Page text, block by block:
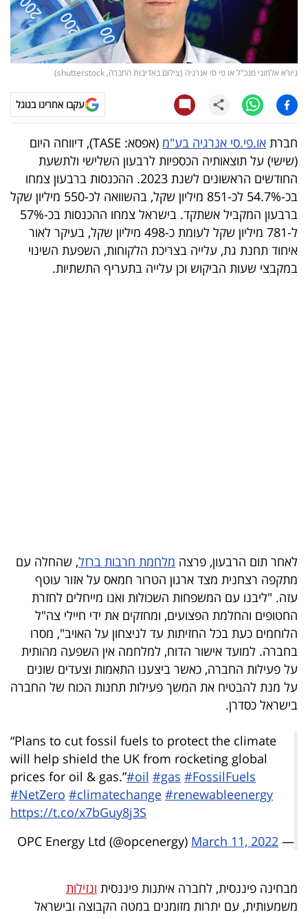
קריפטו
עסקי
ספורט
קריירה
ולימודים
מינויים
רייטינג
40
UNDER
40
שיתופי
פעולה
דרושים
ניוזלטרים
מייל
גיורא אלמוגי מנכ"ל או פי סי אנרגיה (צילום באדיבות החברה, shutterstock)
עקבו אחרינו בגוגל
חברת או.פי.סי אנרגיה בע"מ
(אפסא: TASE), דיווחה היום
(שישי) על תוצאותיה הכספיות לרבעון השלישי ולתשעת
החודשים הראשונים לשנת 2023. ההכנסות ברבעון צמחו
בכ-54.7% לכ-851 מיליון שקל, בהשוואה לכ-550 מיליון שקל
ברבעון המקביל אשתקד. בישראל צמחו ההכנסות בכ-57%
ל-781 מיליון שקל לעומת כ-498 מיליון שקל, בעיקר לאור
איחוד תחנת גת, עלייה בצריכת הלקוחות, השפעת השינוי
במקבצי שעות הביקוש וכן עלייה בתעריף התשתיות.
לאחר תום הרבעון, פרצה מלחמת חרבות ברזל, שהחלה עם
מתקפה רצחנית מצד ארגון הטרור חמאס על אזור עוטף
עזה. "ליבנו עם המשפחות השכולות ואנו מייחלים לחזרת
החטופים והחלמת הפצועים, ומחזקים את ידי חיילי צה"ל
הלוחמים כעת בכל החזיתות עד לניצחון על האויב", מסרו
בחברה. למועד אישור הדוח, למלחמה אין השפעה מהותית
על פעילות החברה, כאשר ביצענו התאמות וצעדים שונים
על מנת להבטיח את המשך פעילות תחנות הכוח של החברה
בישראל כסדרן.
“Plans to cut fossil fuels to protect the climate
will help shield the UK from rocketing global
prices for oil & gas.”#oil #gas #FossilFuels
#NetZero #climatechange #renewableenergy
https://t.co/x7bGuy8j3S
— OPC Energy Ltd (@opcenergy)
March 11, 2022
מבחינה פיננסית, לחברה איתנות פיננסית ונזילות
משמעותית, עם יתרות מזומנים במטה הקבוצה ובישראל